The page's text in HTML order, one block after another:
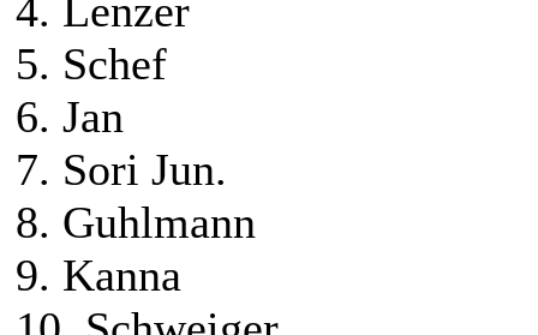
4. Lenzer
5. Schef
6. Jan
7. Sori Jun.
8. Guhlmann
9. Kanna